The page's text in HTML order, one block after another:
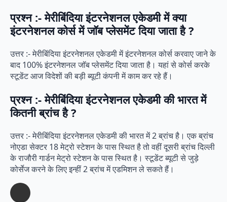
प्रश्न :- मेरीबिंदिया इंटरनेशनल एकेडमी में क्या
इंटरनेशनल कोर्स में जॉब प्लेसमेंट दिया जाता है ?
उत्तर :- मेरीबिंदिया इंटरनेशनल एकेडमी में इंटरनेशनल कोर्स करवाए जाने के
बाद 100% इंटरनेशनल जॉब प्लेसमेंट दिया जाता है। यहां से कोर्स करके
स्टूडेंट आज विदेशों की बड़ी ब्यूटी कंपनी में काम कर रहे हैं।
प्रश्न :- मेरीबिंदिया इंटरनेशनल एकेडमी की भारत में
कितनी ब्रांच है ?
उत्तर :- मेरीबिंदिया इंटरनेशनल एकेडमी की भारत में 2 ब्रांच है। एक ब्रांच
नोएडा सेक्टर 18 मेट्रो स्टेशन के पास स्थित है तो वहीं दूसरी ब्रांच दिल्ली
के राजौरी गार्डन मेट्रो स्टेशन के पास स्थित है। स्टूडेंट ब्यूटी से जुड़े
कोर्सेज करने के लिए इन्हीं 2 ब्रांच में एडमिशन ले सकते हैं।